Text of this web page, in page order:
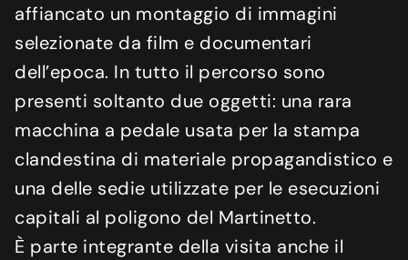
affiancato un montaggio di immagini
selezionate da film e documentari
dell’epoca. In tutto il percorso sono
presenti soltanto due oggetti: una rara
macchina a pedale usata per la stampa
clandestina di materiale propagandistico e
una delle sedie utilizzate per le esecuzioni
capitali al poligono del Martinetto.
È parte integrante della visita anche il